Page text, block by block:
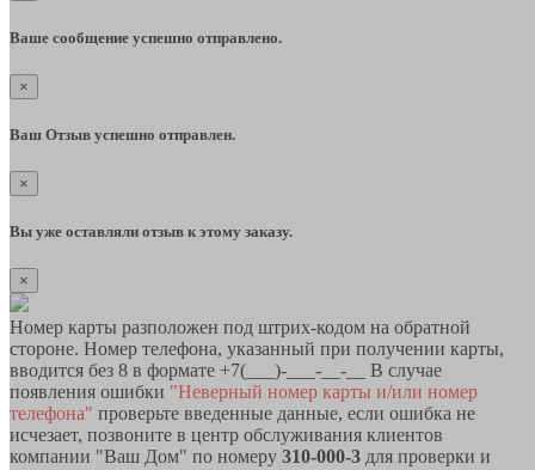
Ваше сообщение успешно отправлено.
×
Ваш Отзыв успешно отправлен.
×
Вы уже оставляли отзыв к этому заказу.
×
Номер карты разположен под штрих-кодом на обратной
стороне. Номер телефона, указанный при получении карты,
вводится без 8 в формате +7(___)-___-__-__ В случае
появления ошибки "Неверный номер карты и/или номер
телефона" проверьте введенные данные, если ошибка не
исчезает, позвоните в центр обслуживания клиентов
компании "Ваш Дом" по номеру 310-000-3 для проверки и